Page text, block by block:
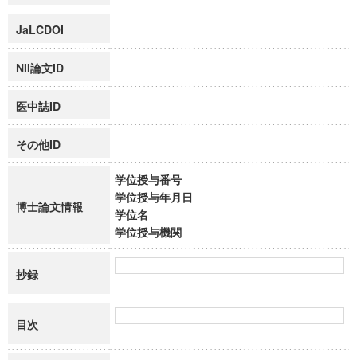
JaLCDOI
NII論文ID
医中誌ID
その他ID
博士論文情報
学位授与番号
学位授与年月日
学位名
学位授与機関
抄録
目次